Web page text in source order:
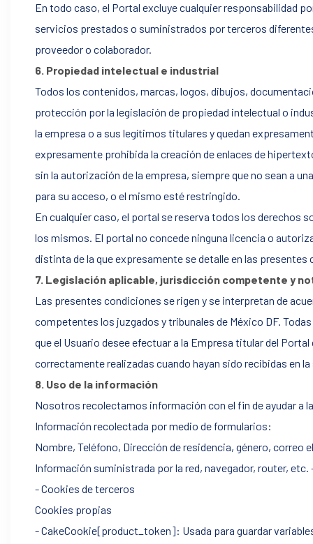
En todo caso, el Portal excluye cualquier responsabilidad
servicios prestados o suministrados por terceros
proveedor o colaborador.
6. Propiedad intelectual e industrial
Todos los contenidos, marcas, logos, dibujos,
protección por la legislación de propiedad intelectual o
la empresa o a sus legítimos titulares y quedan
expresamente prohibida la creación de enlaces de
sin la autorización de la empresa, siempre que no sean a
para su acceso, o el mismo esté restringido.
En cualquier caso, el portal se reserva todos los
los mismos. El portal no concede ninguna licencia o
distinta de la que expresamente se detalle en las
7. Legislación aplicable, jurisdicción competente y
Las presentes condiciones se rigen y se interpretan de
competentes los juzgados y tribunales de México DF.
que el Usuario desee efectuar a la Empresa titular del
correctamente realizadas cuando hayan sido recibidas en
8. Uso de la información
Nosotros recolectamos información con el fin de ayudar a
Información recolectada por medio de formularios:
Nombre, Teléfono, Dirección de residencia, género, correo
Información suministrada por la red, navegador, router, etc.
- Cookies de terceros
Cookies propias
- CakeCookie[product_token]: Usada para guardar